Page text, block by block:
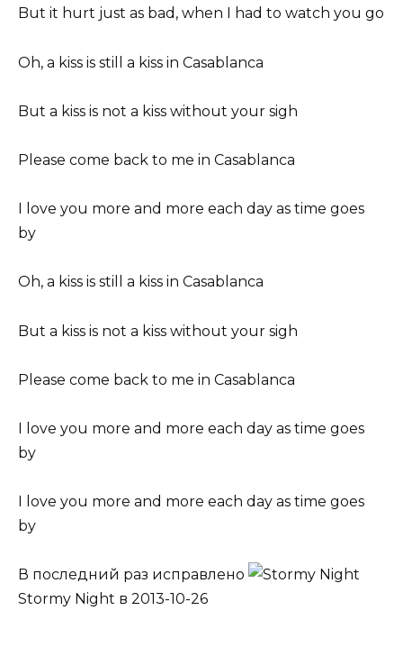
But it hurt just as bad, when I had to watch you go
Oh, a kiss is still a kiss in Casablanca
But a kiss is not a kiss without your sigh
Please come back to me in Casablanca
I love you more and more each day as time goes
by
Oh, a kiss is still a kiss in Casablanca
But a kiss is not a kiss without your sigh
Please come back to me in Casablanca
I love you more and more each day as time goes
by
I love you more and more each day as time goes
by
В последний раз исправлено
Stormy Night в 2013-10-26